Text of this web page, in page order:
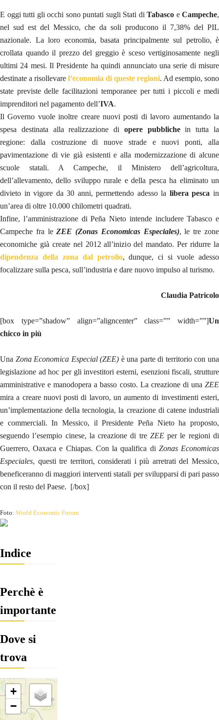
E oggi tutti gli occhi sono puntati sugli Stati di Tabasco e Campeche,
nel sud est del Messico, che da soli producono il 7,38% del PIL
nazionale. La loro economia, basata principalmente sul petrolio, è
crollata quando il prezzo del greggio è sceso vertiginosamente negli
ultimi 24 mesi. Il Presidente ha quindi annunciato una serie di misure
destinate a risollevare l’economia di queste regioni. Ad esempio, sono
state previste delle facilitazioni temporanee per tutti i piccoli e medi
imprenditori nel pagamento dell’IVA.
Il Governo vuole inoltre creare nuovi posti di lavoro aumentando la
spesa destinata alla realizzazione di opere pubblichein tutta la
regione: dalla costruzione di nuove strade e nuovi ponti, alla
pavimentazione di vie già esistenti e alla modernizzazione di alcune
scuole statali. A Campeche, il Ministero dell’agricoltura,
dell’allevamento, dello sviluppo rurale e della pesca ha eliminato un
divieto in vigore da 30 anni, permettendo adesso la libera pesca in
un’area di oltre 10.000 chilometri quadrati.
Infine, l’amministrazione di Peña Nieto intende includere Tabasco e
Campeche fra leZEE (Zonas Economicas Especiales), le tre zone
economiche già create nel 2012 all’inizio del mandato. Per ridurre la
dipendenza della zona dal petrolio, dunque, ci si vuole adesso
focalizzare sulla pesca, sull’industria e dare nuovo impulso al turismo.
Claudia Patricolo
[box type=”shadow” align=”aligncenter” class=”” width=””]Un
chicco in più
Una Zona Economica Especial (ZEE) è una parte di territorio con una
legislazione ad hoc per gli investitori esterni, esenzioni fiscali, strutture
amministrative e manodopera a basso costo. La creazione di una ZEE
mira a creare nuovi posti di lavoro, un aumento di investimenti esteri,
un’implementazione della tecnologia, la creazione di catene industriali
e commerciali. In Messico, il Presidente Peña Nieto ha proposto,
seguendo l’esempio cinese, la creazione di tre ZEEper le regioni di
Guerrero, Oaxaca e Chiapas. Con la qualifica di Zonas Economicas
Especiales, questi tre territori, considerati i più arretrati del Messico,
beneficeranno di maggiori interventi statali per svilupparsi di pari passo
con il resto del Paese. [/box]
Foto: World Economic Forum
Indice
Perchè è
importante
Dove si
trova